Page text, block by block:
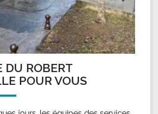
DU ROBERT
POUR VOUS